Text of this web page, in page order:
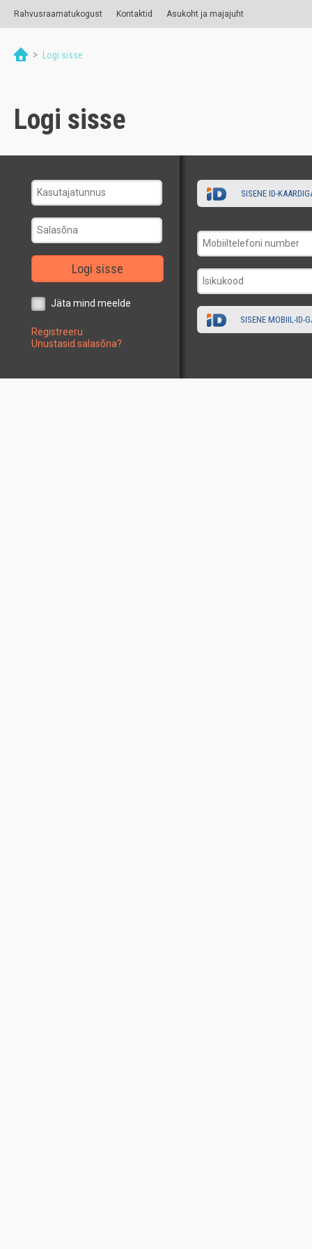
Rahvusraamatukogust Kontaktid Asukoht ja majajuht
> Logi sisse
Logi sisse
Logi sisse
Jäta mind meelde
Registreeru
Unustasid salasõna?
SISENE ID-
SISENE MOBIIL-ID-